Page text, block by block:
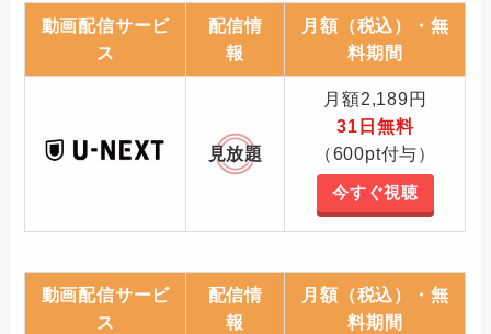
動画配信サービ
ス
配信情
報
月額（税込）・無
料期間
見放題
月額2,189円
31日無料
（600pt付与）
今すぐ視聴
動画配信サービ
ス
配信情
報
月額（税込）・無
料期間